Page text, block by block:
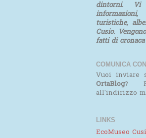
dintorni. Vi
turistiche,
Cusio.
fatti di cronaca
COMUNICA
Vuoi inviare
OrtaBlog?
all'indirizzo
LINKS
EcoMuseo